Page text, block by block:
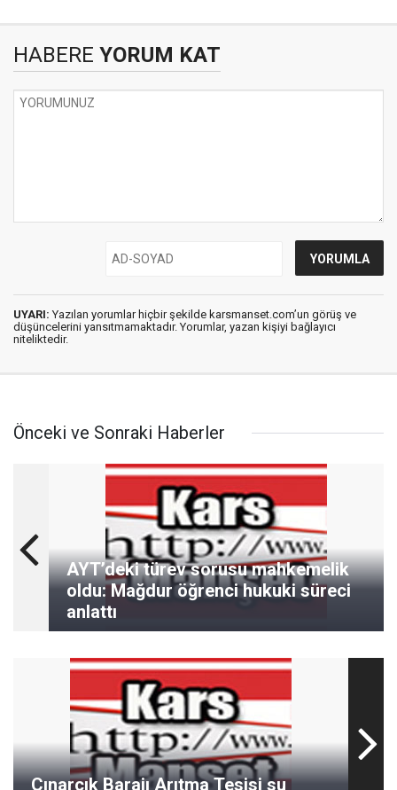
HABERE YORUM KAT
UYARI: Yazılan yorumlar hiçbir şekilde karsmanset.com’un görüş ve
düşüncelerini yansıtmamaktadır. Yorumlar, yazan kişiyi bağlayıcı
niteliktedir.
Önceki ve Sonraki Haberler
AYT’deki türev sorusu mahkemelik
oldu: Mağdur öğrenci hukuki süreci
anlattı
Çınarcık Barajı Arıtma Tesisi su